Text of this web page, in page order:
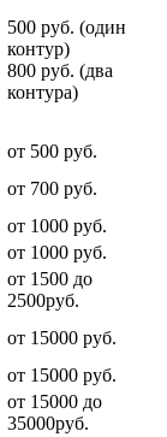
500 руб. (один
контур)
800 руб. (два
контура)
от 500 руб.
от 700 руб.
от 1000 руб.
от 1000 руб.
от 1500 до
2500руб.
от 15000 руб.
от 15000 руб.
от 15000 до
35000руб.